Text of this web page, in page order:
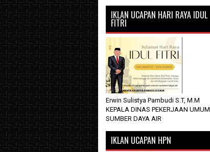
IKLAN UCAPAN HARI RAYA IDUL
FITRI
Erwin Sulistya Pambudi S.T, M.M
KEPALA DINAS PEKERJAAN UMUM
SUMBER DAYA AIR
IKLAN UCAPAN HPN